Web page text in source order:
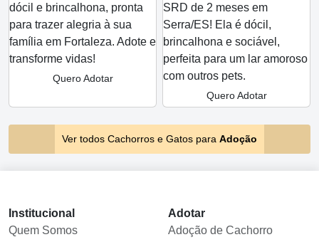
dócil e brincalhona, pronta
para trazer alegria à sua
família em Fortaleza. Adote e
transforme vidas!
Quero Adotar
SRD de 2 meses em
Serra/ES! Ela é dócil,
brincalhona e sociável,
perfeita para um lar amoroso
com outros pets.
Quero Adotar
Ver todos Cachorros e Gatos para Adoção
Institucional
Quem Somos
Adotar
Adoção de Cachorro